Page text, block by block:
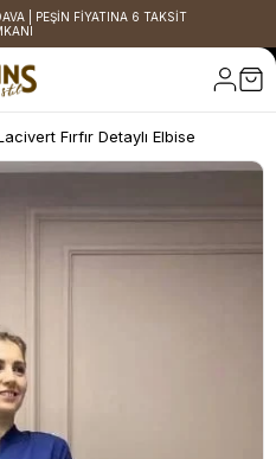
| PEŞİN FİYATINA 6 TAKSİT
Fırfır Detaylı Elbise